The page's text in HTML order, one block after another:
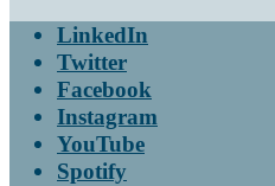
LinkedIn
Twitter
Facebook
Instagram
YouTube
Spotify